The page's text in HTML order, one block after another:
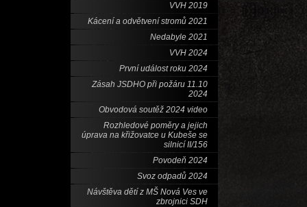
VVH 2019
Kácení a odvětvení stromů 2021
Nedabyle 2021
VVH 2024
První událost roku 2024
Zásah JSDHO při požáru 11.10
2024
Obvodová soutěž 2024 video
Rozhledové poměry a jejich
úprava na křižovatce u Kubeše se
silnicí II/156
Povodeň 2024
Svoz odpadů 2024
Návštěva dětí z MŠ Nová Ves ve
zbrojnici SDH